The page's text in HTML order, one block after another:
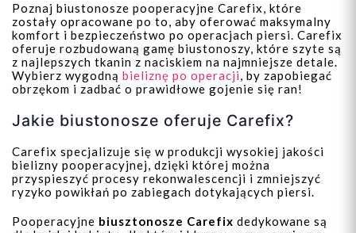
Poznaj biustonosze pooperacyjne Carefix, które
zostały opracowane po to, aby oferować maksymalny
komfort i bezpieczeństwo po operacjach piersi. Carefix
oferuje rozbudowaną gamę biustonoszy, które szyte są
z najlepszych tkanin z naciskiem na najmniejsze detale.
Wybierz wygodną bieliznę po operacji, by zapobiegać
obrzękom i zadbać o prawidłowe gojenie się ran!
Jakie biustonosze oferuje Carefix?
Carefix specjalizuje się w produkcji wysokiej jakości
bielizny pooperacyjnej, dzięki której można
przyspieszyć procesy rekonwalescencji i zmniejszyć
ryzyko powikłań po zabiegach dotykających piersi.
Pooperacyjne biusztonosze Carefix dedykowane są